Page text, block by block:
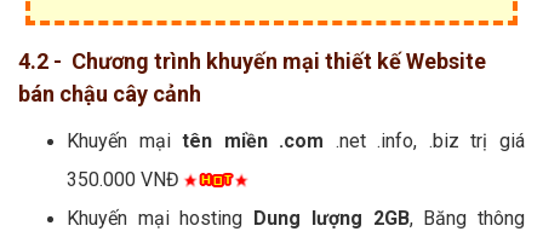
4.2 - Chương trình khuyến mại thiết kế Website
bán chậu cây cảnh
Khuyến mạitên miền .com .net .info, .biz trị giá
350.000 VNĐ
Khuyến mại hosting Dung lượng 2GB, Băng thông